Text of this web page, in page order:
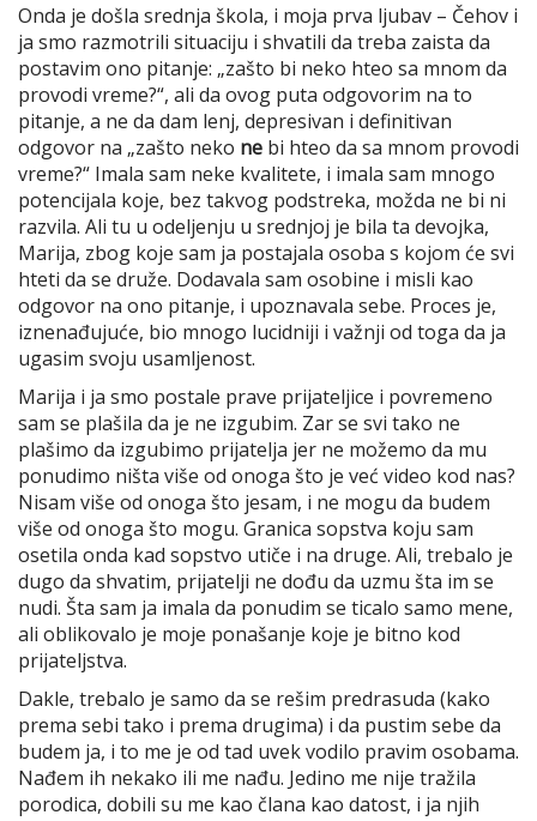
Onda je došla srednja škola, i moja prva ljubav – Čehov i
ja smo razmotrili situaciju i shvatili da treba zaista da
postavim ono pitanje: „zašto bi neko hteo sa mnom da
provodi vreme?“, ali da ovog puta odgovorim na to
pitanje, a ne da dam lenj, depresivan i definitivan
odgovor na „zašto neko ne bi hteo da sa mnom provodi
vreme?“ Imala sam neke kvalitete, i imala sam mnogo
potencijala koje, bez takvog podstreka, možda ne bi ni
razvila. Ali tu u odeljenju u srednjoj je bila ta devojka,
Marija, zbog koje sam ja postajala osoba s kojom će svi
hteti da se druže. Dodavala sam osobine i misli kao
odgovor na ono pitanje, i upoznavala sebe. Proces je,
iznenađujuće, bio mnogo lucidniji i važnji od toga da ja
ugasim svoju usamljenost.
Marija i ja smo postale prave prijateljice i povremeno
sam se plašila da je ne izgubim. Zar se svi tako ne
plašimo da izgubimo prijatelja jer ne možemo da mu
ponudimo ništa više od onoga što je već video kod nas?
Nisam više od onoga što jesam, i ne mogu da budem
više od onoga što mogu. Granica sopstva koju sam
osetila onda kad sopstvo utiče i na druge. Ali, trebalo je
dugo da shvatim, prijatelji ne dođu da uzmu šta im se
nudi. Šta sam ja imala da ponudim se ticalo samo mene,
ali oblikovalo je moje ponašanje koje je bitno kod
prijateljstva.
Dakle, trebalo je samo da se rešim predrasuda (kako
prema sebi tako i prema drugima) i da pustim sebe da
budem ja, i to me je od tad uvek vodilo pravim osobama.
Nađem ih nekako ili me nađu. Jedino me nije tražila
porodica, dobili su me kao člana kao datost, i ja njih